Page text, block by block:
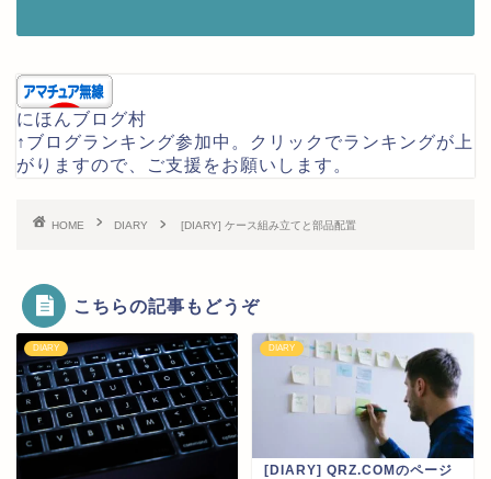
にほんブログ村
↑ブログランキング参加中。クリックでランキングが上
がりますので、ご支援をお願いします。
HOME DIARY [DIARY] ケース組み立てと部品配置
こちらの記事もどうぞ
DIARY DIARY
[DIARY] QRZ.COMのページ